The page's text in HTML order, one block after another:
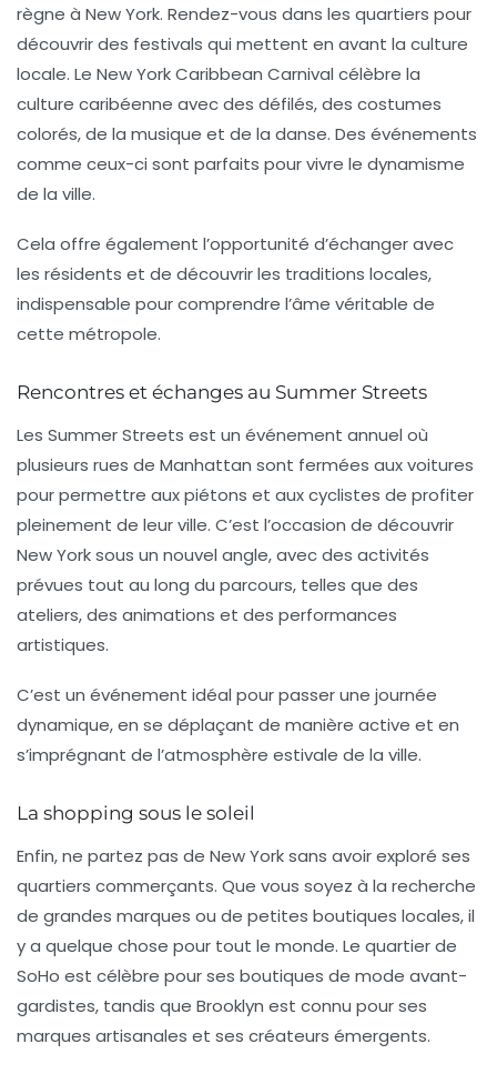
règne à New York. Rendez-vous dans les quartiers pour
découvrir des festivals qui mettent en avant la culture
locale. Le New York Caribbean Carnival célèbre la
culture caribéenne avec des défilés, des costumes
colorés, de la musique et de la danse. Des événements
comme ceux-ci sont parfaits pour vivre le dynamisme
de la ville.
Cela offre également l’opportunité d’échanger avec
les résidents et de découvrir les traditions locales,
indispensable pour comprendre l’âme véritable de
cette métropole.
Rencontres et échanges au Summer Streets
Les Summer Streets est un événement annuel où
plusieurs rues de Manhattan sont fermées aux voitures
pour permettre aux piétons et aux cyclistes de profiter
pleinement de leur ville. C’est l’occasion de découvrir
New York sous un nouvel angle, avec des activités
prévues tout au long du parcours, telles que des
ateliers, des animations et des performances
artistiques.
C’est un événement idéal pour passer une journée
dynamique, en se déplaçant de manière active et en
s’imprégnant de l’atmosphère estivale de la ville.
La shopping sous le soleil
Enfin, ne partez pas de New York sans avoir exploré ses
quartiers commerçants. Que vous soyez à la recherche
de grandes marques ou de petites boutiques locales, il
y a quelque chose pour tout le monde. Le quartier de
SoHo est célèbre pour ses boutiques de mode avant-
gardistes, tandis que Brooklyn est connu pour ses
marques artisanales et ses créateurs émergents.